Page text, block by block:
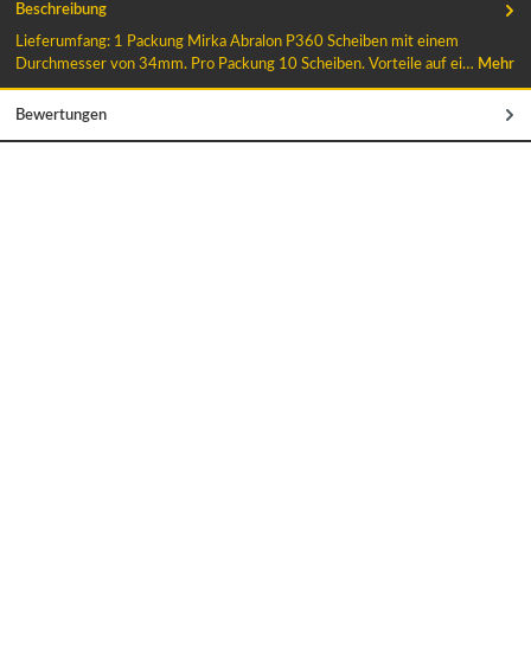
Beschreibung
Lieferumfang: 1 Packung Mirka Abralon P360 Scheiben mit einem
Durchmesser von 34mm. Pro Packung 10 Scheiben. Vorteile auf ei… Mehr
Bewertungen